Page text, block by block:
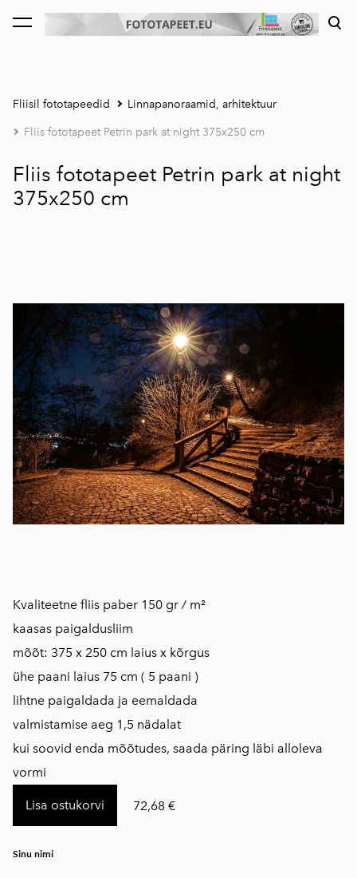
lisati ostukorvi. Vaata ostukorvi
Fliisil fototapeedid Linnapanoraamid, arhitektuur
Fliis fototapeet Petrin park at night 375x250 cm
Fliis fototapeet Petrin park at night
375x250 cm
Kvaliteetne fliis paber 150 gr / m²
kaasas paigaldusliim
mõõt: 375 x 250 cm laius x kõrgus
ühe paani laius 75 cm ( 5 paani )
lihtne paigaldada ja eemaldada
​valmistamise aeg 1,5 nädalat
kui soovid enda mõõtudes, saada päring läbi alloleva
vormi
Lisa ostukorvi 72,68 €
Sinu nimi